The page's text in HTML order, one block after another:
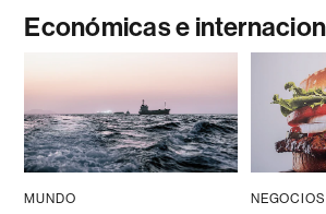
Económicas e
MUNDO NEGOCIOS